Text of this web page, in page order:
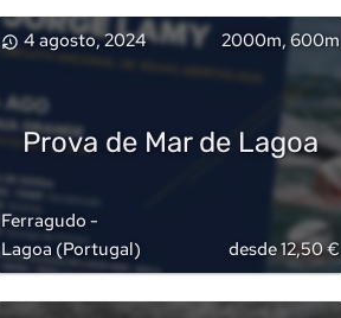
4 agosto, 2024 2000m, 600m
Prova de Mar de Lagoa
Ferragudo -
Lagoa (Portugal) desde 12,50 €